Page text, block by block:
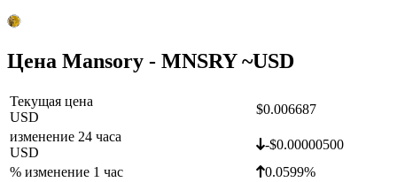
Цена Mansory - MNSRY ~USD
Текущая цена
USD
$0.006687
изменение 24 часа
USD
-$0.00000500
% изменение 1 час
0.0599%